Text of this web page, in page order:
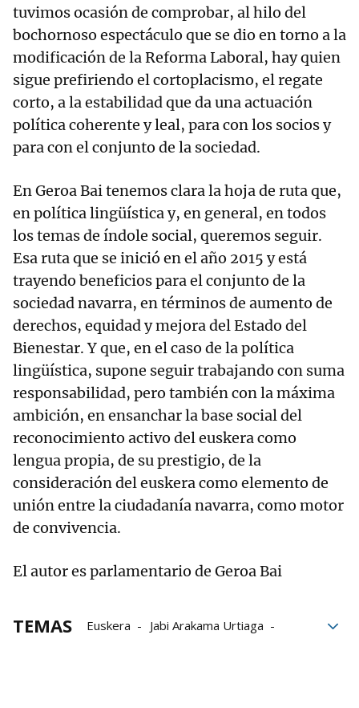
tuvimos ocasión de comprobar, al hilo del
bochornoso espectáculo que se dio en torno a la
modificación de la Reforma Laboral, hay quien
sigue prefiriendo el cortoplacismo, el regate
corto, a la estabilidad que da una actuación
política coherente y leal, para con los socios y
para con el conjunto de la sociedad.
En Geroa Bai tenemos clara la hoja de ruta que,
en política lingüística y, en general, en todos
los temas de índole social, queremos seguir.
Esa ruta que se inició en el año 2015 y está
trayendo beneficios para el conjunto de la
sociedad navarra, en términos de aumento de
derechos, equidad y mejora del Estado del
Bienestar. Y que, en el caso de la política
lingüística, supone seguir trabajando con suma
responsabilidad, pero también con la máxima
ambición, en ensanchar la base social del
reconocimiento activo del euskera como
lengua propia, de su prestigio, de la
consideración del euskera como elemento de
unión entre la ciudadanía navarra, como motor
de convivencia.
El autor es parlamentario de Geroa Bai
TEMAS Euskera
Jabi Arakama Urtiaga